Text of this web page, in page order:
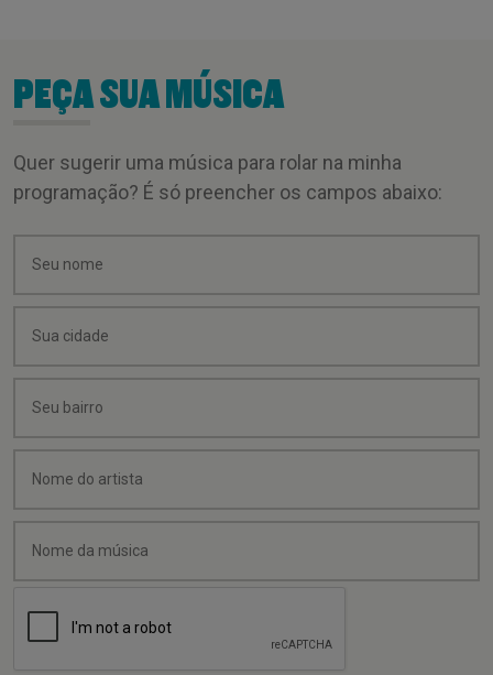
PEÇA SUA MÚSICA
Quer sugerir uma música para rolar na minha
programação? É só preencher os campos abaixo: